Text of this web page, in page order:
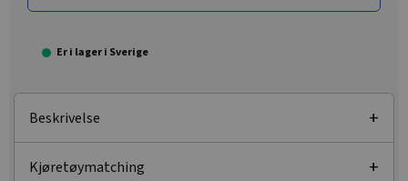
Er i lager i Sverige
Beskrivelse
Kjøretøymatching